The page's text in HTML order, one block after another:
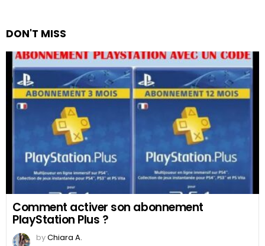
DON'T MISS
Comment activer son abonnement
PlayStation Plus ?
byChiara A.